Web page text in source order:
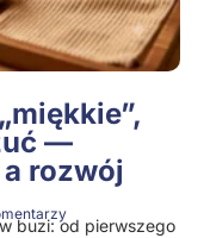
—
rozwój
buzi: od pierwszego